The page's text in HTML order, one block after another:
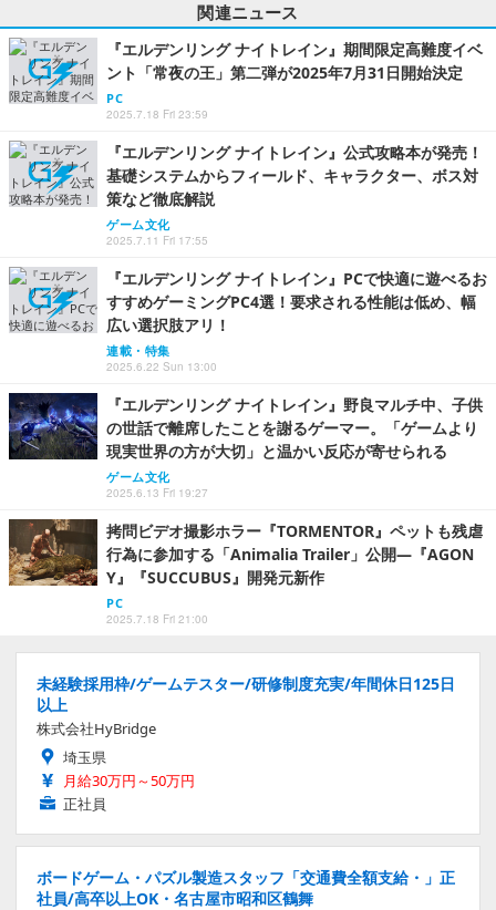
関連ニュース
『エルデンリング ナイトレイン』期間限定高難度イベ
ント「常夜の王」第二弾が2025年7月31日開始決定
PC
2025.7.18 Fri 23:59
『エルデンリング ナイトレイン』公式攻略本が発売！
基礎システムからフィールド、キャラクター、ボス対
策など徹底解説
ゲーム文化
2025.7.11 Fri 17:55
『エルデンリング ナイトレイン』PCで快適に遊べるお
すすめゲーミングPC4選！要求される性能は低め、幅
広い選択肢アリ！
連載・特集
2025.6.22 Sun 13:00
『エルデンリング ナイトレイン』野良マルチ中、子供
の世話で離席したことを謝るゲーマー。「ゲームより
現実世界の方が大切」と温かい反応が寄せられる
ゲーム文化
2025.6.13 Fri 19:27
拷問ビデオ撮影ホラー『TORMENTOR』ペットも残虐
行為に参加する「Animalia Trailer」公開―『AGON
Y』『SUCCUBUS』開発元新作
PC
2025.7.18 Fri 21:00
未経験採用枠/ゲームテスター/研修制度充実/年間休日125日
以上
株式会社HyBridge
埼玉県
月給30万円～50万円
正社員
ボードゲーム・パズル製造スタッフ「交通費全額支給・」正
社員/高卒以上OK・名古屋市昭和区鶴舞